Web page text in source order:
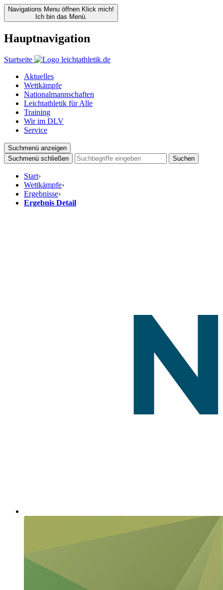
Navigations Menu öffnen Klick mich!
Ich bin das Menü.
Hauptnavigation
Startseite
Aktuelles
Wettkämpfe
Nationalmannschaften
Leichtathletik für Alle
Training
Wir im DLV
Service
Suchmenü anzeigen
Suchmenü schließen
Suchen
Start›
Wettkämpfe›
Ergebnisse›
Ergebnis Detail